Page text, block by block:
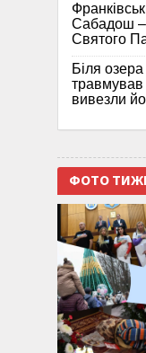
Сабадош –
Святого
Біля
вивезли
ФОТО